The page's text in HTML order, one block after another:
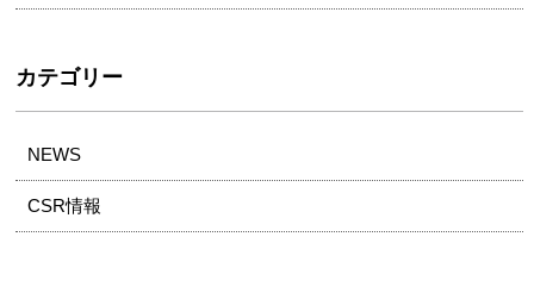
カテゴリー
NEWS
CSR情報